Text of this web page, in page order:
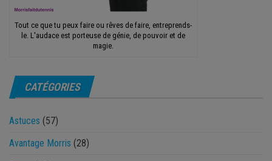
Tout ce que tu peux faire ou rêves de faire, entreprends-
le. L'audace est porteuse de génie, de pouvoir et de
magie.
CATÉGORIES
Astuces (57)
Avantage Morris (28)